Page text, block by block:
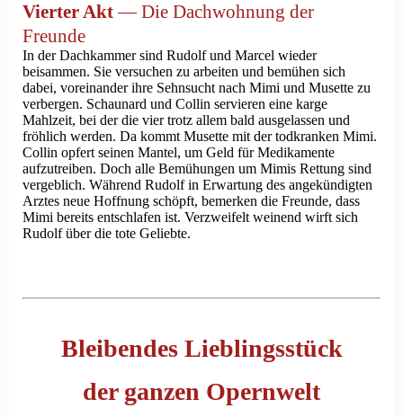
Vierter Akt— Die Dachwohnung der
Freunde
In der Dachkammer sind Rudolf und Marcel wieder
beisammen. Sie versuchen zu arbeiten und bemühen sich
dabei, voreinander ihre Sehnsucht nach Mimi und Musette zu
verbergen. Schaunard und Collin servieren eine karge
Mahlzeit, bei der die vier trotz allem bald ausgelassen und
fröhlich werden. Da kommt Musette mit der todkranken Mimi.
Collin opfert seinen Mantel, um Geld für Medikamente
aufzutreiben. Doch alle Bemühungen um Mimis Rettung sind
vergeblich. Während Rudolf in Erwartung des angekündigten
Arztes neue Hoffnung schöpft, bemerken die Freunde, dass
Mimi bereits entschlafen ist. Verzweifelt weinend wirft sich
Rudolf über die tote Geliebte.
Bleibendes Lieblingsstück
der ganzen Opernwelt